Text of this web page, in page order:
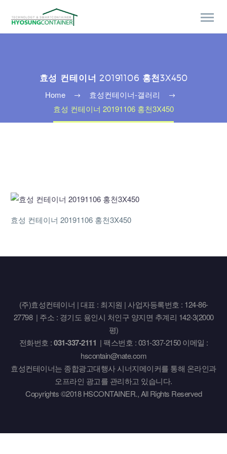
효성 컨테이너 20191106 홍천3X450
Home
효성컨테이너-갤러리
효성 컨테이너 20191106 홍천3X450
효성 컨테이너 20191106 홍천3X450
(주)효성컨테이너 | 대표 : 최지원 | 사업자등록번호 : 124-86-
27798 | 주소 : 경기도 용인시 처인구 양지면 추계리 142-3(2000
평)
전화번호 :031-337-2111 | 팩스번호 : 031-337-2150 이메일 :
hscontain@nate.com
효성컨테이너는 종합광고대행사 시너지메이커를 통해 온라인과
오프라인 광고를 관리하고 있습니다.
Copyrights ©2018 HSCONTAINER., All Rights Reserved